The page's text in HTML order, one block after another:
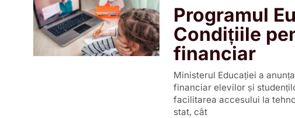
Programul
Condițiile
financiar
Ministerul Educației a
financiar elevilor și
facilitarea accesului la
stat, cât